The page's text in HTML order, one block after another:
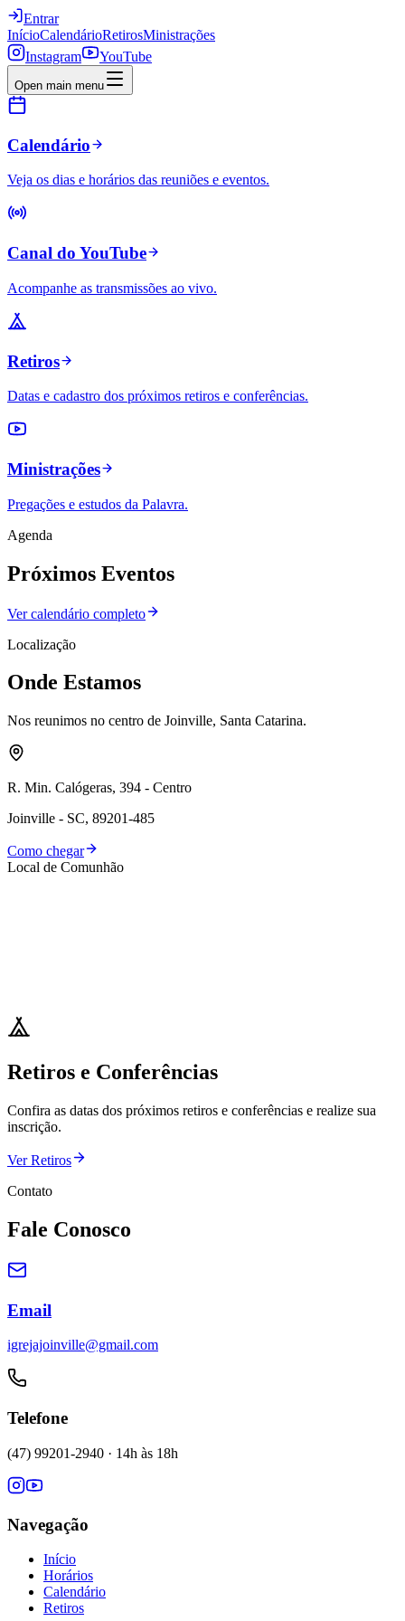
Entrar
InícioCalendárioRetirosMinistrações
Instagram
YouTube
Open main menu
Calendário
Veja os dias e horários das reuniões e eventos.
Canal do YouTube
Acompanhe as transmissões ao vivo.
Retiros
Datas e cadastro dos próximos retiros e conferências.
Ministrações
Pregações e estudos da Palavra.
Agenda
Próximos Eventos
Ver calendário completo
Localização
Onde Estamos
Nos reunimos no centro de Joinville, Santa Catarina.
R. Min. Calógeras, 394 - Centro
Joinville - SC, 89201-485
Como chegar
Local de Comunhão
Retiros e Conferências
Confira as datas dos próximos retiros e conferências e realize sua
inscrição.
Ver Retiros
Contato
Fale Conosco
Email
igrejajoinville@gmail.com
Telefone
(47) 99201-2940 · 14h às 18h
Navegação
Início
Horários
Calendário
Retiros